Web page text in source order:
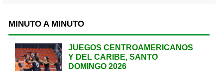
MINUTO A MINUTO
JUEGOS CENTROAMERICANOS
Y DEL CARIBE, SANTO
DOMINGO 2026